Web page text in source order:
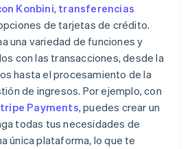
Konbini, transferencias
de tarjetas de crédito.
una variedad de funciones y
con las transacciones, desde la
hasta el procesamiento de la
de ingresos. Por ejemplo, con
Payments, puedes crear un
todas tus necesidades de
única plataforma, lo que te